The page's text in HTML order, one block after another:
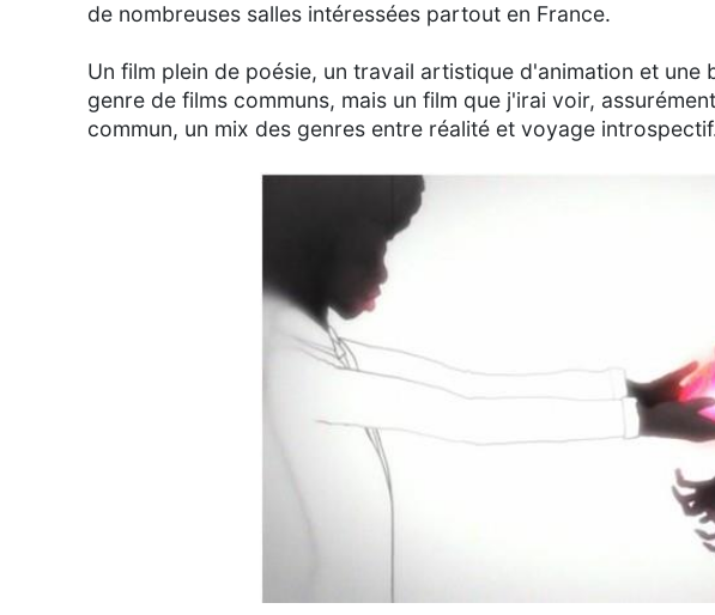
de nombreuses salles intéressées partout en France.
Un film plein de poésie, un travail artistique d'animation et une
genre de films communs, mais un film que j'irai voir,
commun, un mix des genres entre réalité et voyage